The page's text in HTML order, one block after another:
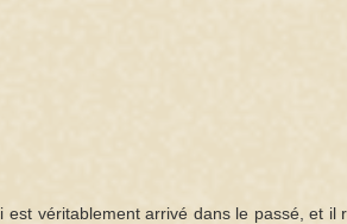
véritablement arrivé dans le passé, et il